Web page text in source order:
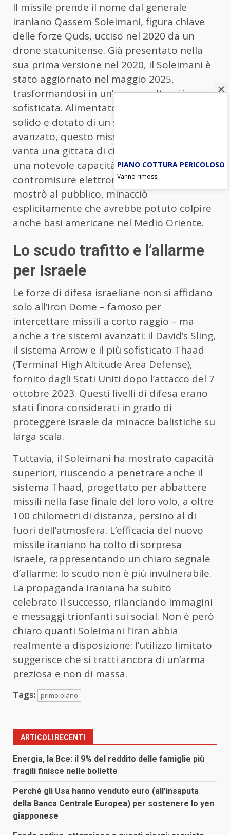
Il missile prende il nome dal generale
iraniano Qassem Soleimani, figura chiave
delle forze Quds, ucciso nel 2020 da un
drone statunitense. Già presentato nella
sua prima versione nel 2020, il Soleimani è
stato aggiornato nel maggio 2025,
trasformandosi in un’arma molto più
sofisticata. Alimentato a combustibile
solido e dotato di un sistema di guida
avanzato, questo missile medio-raggio
vanta una gittata di circa 1.200 chilometri e
una notevole capacità di eludere le
contromisure elettroniche. Quando l’Iran lo
mostrò al pubblico, minacciò
esplicitamente che avrebbe potuto colpire
anche basi americane nel Medio Oriente.
Lo scudo trafitto e l’allarme
per Israele
Le forze di difesa israeliane non si affidano
solo all’Iron Dome – famoso per
intercettare missili a corto raggio – ma
anche a tre sistemi avanzati: il David’s Sling,
il sistema Arrow e il più sofisticato Thaad
(Terminal High Altitude Area Defense),
fornito dagli Stati Uniti dopo l’attacco del 7
ottobre 2023. Questi livelli di difesa erano
stati finora considerati in grado di
proteggere Israele da minacce balistiche su
larga scala.
Tuttavia, il Soleimani ha mostrato capacità
superiori, riuscendo a penetrare anche il
sistema Thaad, progettato per abbattere
missili nella fase finale del loro volo, a oltre
100 chilometri di distanza, persino al di
fuori dell’atmosfera. L’efficacia del nuovo
missile iraniano ha colto di sorpresa
Israele, rappresentando un chiaro segnale
d’allarme: lo scudo non è più invulnerabile.
La propaganda iraniana ha subito
celebrato il successo, rilanciando immagini
e messaggi trionfanti sui social. Non è però
chiaro quanti Soleimani l’Iran abbia
realmente a disposizione: l’utilizzo limitato
suggerisce che si tratti ancora di un’arma
preziosa e non di massa.
Tags: primo piano
ARTICOLI RECENTI
Energia, la Bce: il 9% del reddito delle famiglie più
fragili finisce nelle bollette
Perché gli Usa hanno venduto euro (all’insaputa
della Banca Centrale Europea) per sostenere lo yen
giapponese
PIANO COTTURA PERICOLOSO
Vanno rimossi